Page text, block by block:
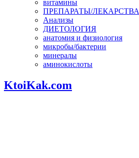
витамины
ПРЕПАРАТЫ/ЛЕКАРСТВА
Анализы
ДИЕТОЛОГИЯ
анатомия и физиология
микробы/бактерии
минералы
аминокислоты
KtoiKak.com